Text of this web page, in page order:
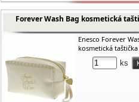
Forever Wash Bag kosmetická
Enesco Forever
kosmetická taštička
ks